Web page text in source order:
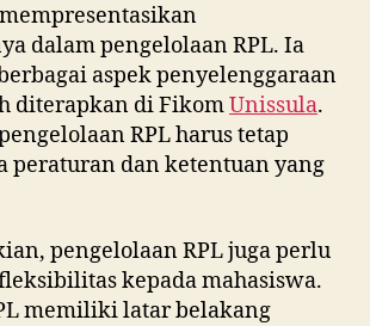
dalam pengelolaan RPL. Ia
aspek penyelenggaraan
diterapkan di FikomUnissula.
RPL harus tetap
peraturan dan ketentuan yang
pengelolaan RPL juga perlu
kepada mahasiswa.
memiliki latar belakang